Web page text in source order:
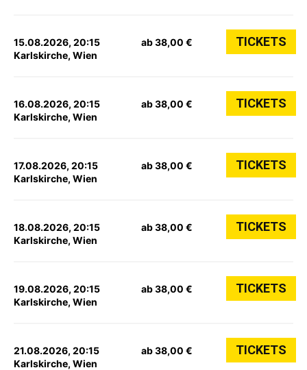
15.08.2026, 20:15
Karlskirche, Wien
ab 38,00 € TICKETS
16.08.2026, 20:15
Karlskirche, Wien
ab 38,00 € TICKETS
17.08.2026, 20:15
Karlskirche, Wien
ab 38,00 € TICKETS
18.08.2026, 20:15
Karlskirche, Wien
ab 38,00 € TICKETS
19.08.2026, 20:15
Karlskirche, Wien
ab 38,00 € TICKETS
21.08.2026, 20:15
Karlskirche, Wien
ab 38,00 € TICKETS